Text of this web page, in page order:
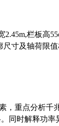
栏板高
尺寸及轴荷限
，重点分析千
同时解释功